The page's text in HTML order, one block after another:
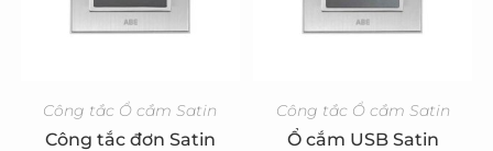
Công tắc Ổ cắm Satin
Công tắc đơn Satin
Công tắc Ổ cắm Satin
Ổ cắm USB Satin